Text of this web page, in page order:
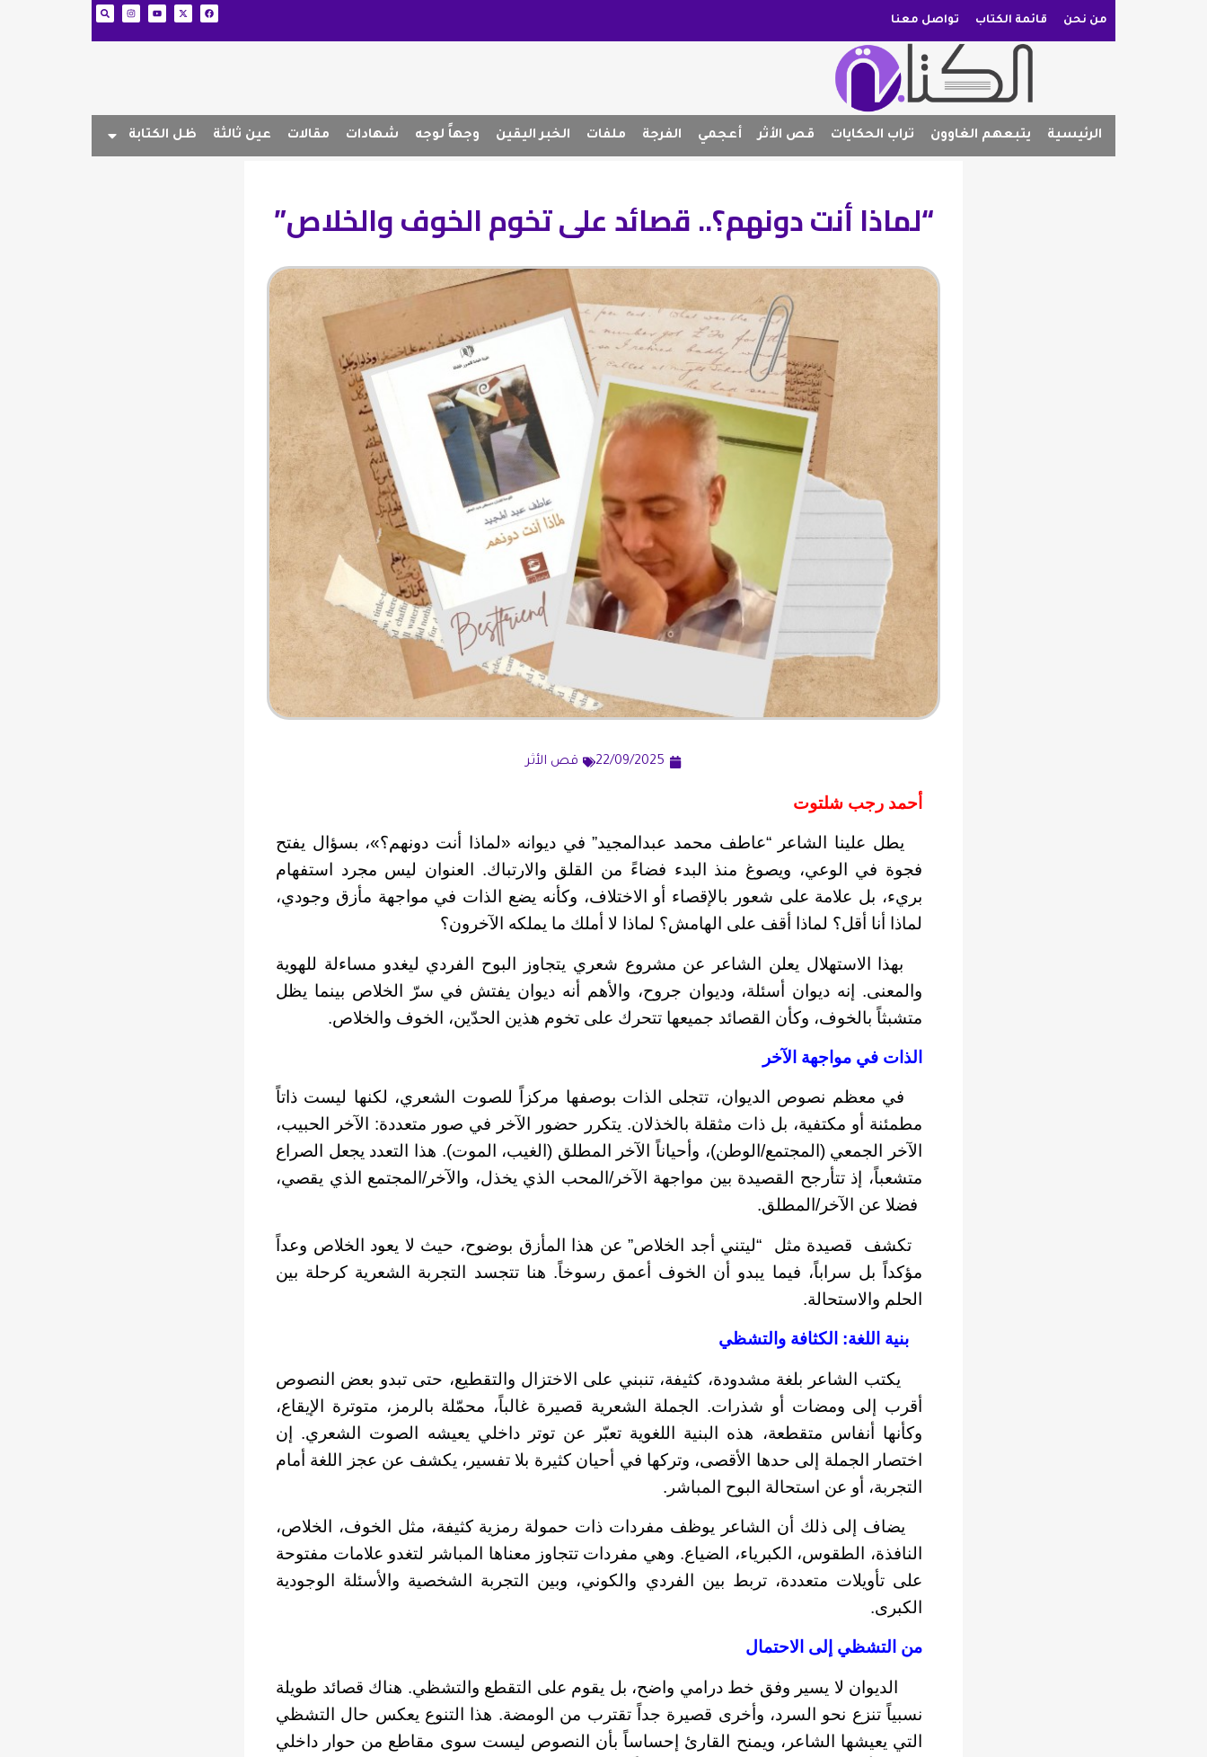
من نحن قائمة الكتاب تواصل معنا
الرئيسية يتبعهم الغاوون تراب الحكايات قص الأثر أعجمي الفرجة ملفات الخبر اليقين وجهاً لوجه شهادات مقالات عين ثالثة ظل الكتابة
“لماذا أنت دونهم؟.. قصائد على تخوم الخوف والخلاص”
22/09/2025 قص الأثر
أحمد رجب شلتوت
يطل علينا الشاعر “عاطف محمد عبدالمجيد” في ديوانه «لماذا أنت دونهم؟»، بسؤال يفتح
فجوة في الوعي، ويصوغ منذ البدء فضاءً من القلق والارتباك. العنوان ليس مجرد استفهام
بريء، بل علامة على شعور بالإقصاء أو الاختلاف، وكأنه يضع الذات في مواجهة مأزق وجودي،
لماذا أنا أقل؟ لماذا أقف على الهامش؟ لماذا لا أملك ما يملكه الآخرون؟
بهذا الاستهلال يعلن الشاعر عن مشروع شعري يتجاوز البوح الفردي ليغدو مساءلة للهوية
والمعنى. إنه ديوان أسئلة، وديوان جروح، والأهم أنه ديوان يفتش في سرّ الخلاص بينما يظل
متشبثاً بالخوف، وكأن القصائد جميعها تتحرك على تخوم هذين الحدّين، الخوف والخلاص.
الذات في مواجهة الآخر
في معظم نصوص الديوان، تتجلى الذات بوصفها مركزاً للصوت الشعري، لكنها ليست ذاتاً
مطمئنة أو مكتفية، بل ذات مثقلة بالخذلان. يتكرر حضور الآخر في صور متعددة: الآخر الحبيب،
الآخر الجمعي (المجتمع/الوطن)، وأحياناً الآخر المطلق (الغيب، الموت). هذا التعدد يجعل الصراع
متشعباً، إذ تتأرجح القصيدة بين مواجهة الآخر/المحب الذي يخذل، والآخر/المجتمع الذي يقصي،
فضلا عن الآخر/المطلق.
تكشف قصيدة مثل “ليتني أجد الخلاص” عن هذا المأزق بوضوح، حيث لا يعود الخلاص وعداً
مؤكداً بل سراباً، فيما يبدو أن الخوف أعمق رسوخاً. هنا تتجسد التجربة الشعرية كرحلة بين
الحلم والاستحالة.
بنية اللغة: الكثافة والتشظي
يكتب الشاعر بلغة مشدودة، كثيفة، تنبني على الاختزال والتقطيع، حتى تبدو بعض النصوص
أقرب إلى ومضات أو شذرات. الجملة الشعرية قصيرة غالباً، محمّلة بالرمز، متوترة الإيقاع،
وكأنها أنفاس متقطعة، هذه البنية اللغوية تعبّر عن توتر داخلي يعيشه الصوت الشعري. إن
اختصار الجملة إلى حدها الأقصى، وتركها في أحيان كثيرة بلا تفسير، يكشف عن عجز اللغة أمام
التجربة، أو عن استحالة البوح المباشر.
يضاف إلى ذلك أن الشاعر يوظف مفردات ذات حمولة رمزية كثيفة، مثل الخوف، الخلاص،
النافذة، الطقوس، الكبرياء، الضياع. وهي مفردات تتجاوز معناها المباشر لتغدو علامات مفتوحة
على تأويلات متعددة، تربط بين الفردي والكوني، وبين التجربة الشخصية والأسئلة الوجودية
الكبرى.
من التشظي إلى الاحتمال
الديوان لا يسير وفق خط درامي واضح، بل يقوم على التقطع والتشظي. هناك قصائد طويلة
نسبياً تنزع نحو السرد، وأخرى قصيرة جداً تقترب من الومضة. هذا التنوع يعكس حال التشظي
التي يعيشها الشاعر، ويمنح القارئ إحساساً بأن النصوص ليست سوى مقاطع من حوار داخلي